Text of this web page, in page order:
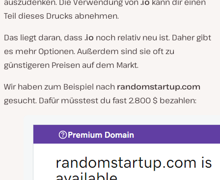
Teil dieses Drucks abnehmen.
Das liegt daran, dass .io noch relativ neu ist. Daher gibt
es mehr Optionen. Außerdem sind sie oft zu
günstigeren Preisen auf dem Markt.
Wir haben zum Beispiel nach randomstartup.com
gesucht. Dafür müsstest du fast 2.800 $ bezahlen: